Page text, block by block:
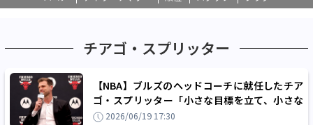
チアゴ・スプリッター
【NBA】ブルズのヘッドコーチに就任したチア
ゴ・スプリッター「小さな目標を立て、小さな
勝利を積み重ねていく」
2026/06/19 17:30